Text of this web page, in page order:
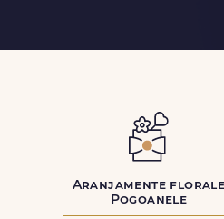
Aranjamente florale
Pogoanele